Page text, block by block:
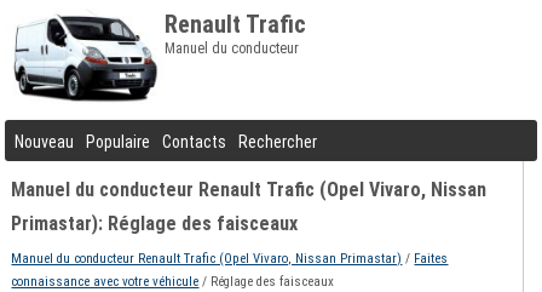
Renault Trafic
Manuel du conducteur
Nouveau Populaire Contacts Rechercher
Manuel du conducteur Renault Trafic (Opel Vivaro, Nissan
Primastar): Réglage des faisceaux
Manuel du conducteur Renault Trafic (Opel Vivaro, Nissan Primastar) / Faites
connaissance avec votre véhicule / Réglage des faisceaux